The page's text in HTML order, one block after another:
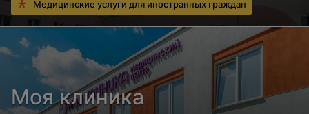
Медицинские услуги для иностранных граждан
Моя клиника